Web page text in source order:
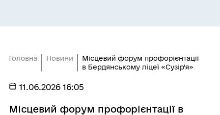
Головна Новини
Місцевий форум профорієнтації
в Бердянському ліцеї «Сузір’я»
11.06.2026 16:05
Місцевий форум профорієнтації в